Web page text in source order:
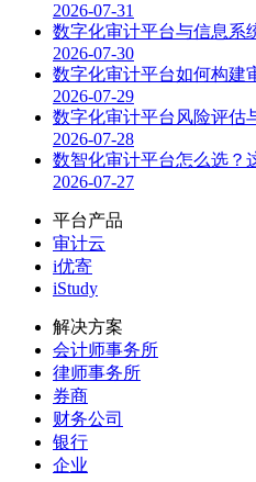
2026-07-31
数字化审计平台与信息系
2026-07-30
数字化审计平台如何构建
2026-07-29
数字化审计平台风险评估
2026-07-28
数智化审计平台怎么选？
2026-07-27
平台产品
审计云
i优寄
iStudy
解决方案
会计师事务所
律师事务所
券商
财务公司
银行
企业